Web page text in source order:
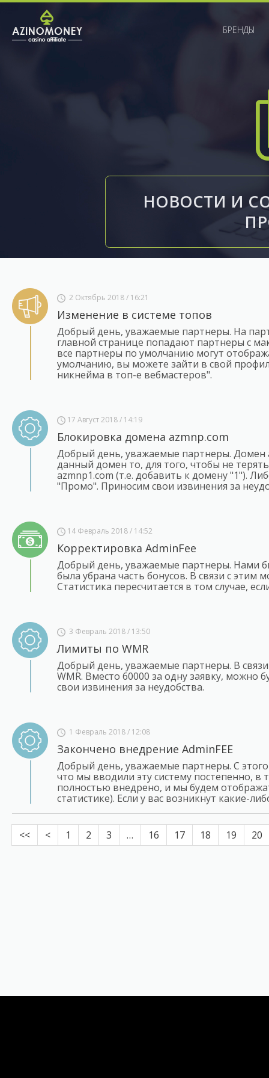
БРЕНДЫ
НОВОСТИ И
2 Октябрь 2018 / 16:21
Изменение в системе топов
Добрый день, уважаемые партнеры. На
главной странице попадают партнеры с
все партнеры по умолчанию могут
умолчанию, вы можете зайти в свой
никнейма в топ-е вебмастеров".
17 Август 2018 / 14:19
Блокировка домена azmnp.com
Добрый день, уважаемые партнеры. Домен
данный домен то, для того, чтобы не
azmnp1.com (т.е. добавить к домену "1").
"Промо". Приносим свои извинения за
14 Февраль 2018 / 14:52
Корректировка AdminFee
Добрый день, уважаемые партнеры. Нами
была убрана часть бонусов. В связи с
Статистика пересчитается в том случае,
3 Февраль 2018 / 13:50
Лимиты по WMR
Добрый день, уважаемые партнеры. В
WMR. Вместо 60000 за одну заявку, можно
свои извинения за неудобства.
1 Февраль 2018 / 12:08
Закончено внедрение AdminFEE
Добрый день, уважаемые партнеры. С
что мы вводили эту систему постепенно, в
полностью внедрено, и мы будем
статистике). Если у вас возникнут какие-
<< < 1 2 3 … 16 17 18 19 20